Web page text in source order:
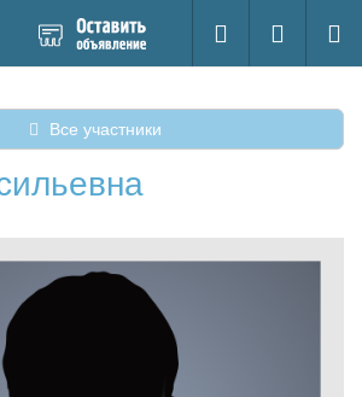
новое
Поиск
Вход на
Все участники